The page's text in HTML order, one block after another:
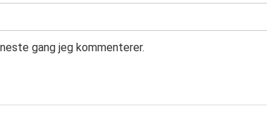
gang jeg kommenterer.